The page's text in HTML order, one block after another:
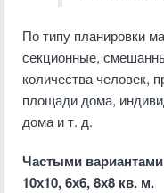
По типу планировки
секционные,
количества человек,
площади дома,
дома и т. д.
Частыми
10х10, 6х6, 8х8 кв. м.